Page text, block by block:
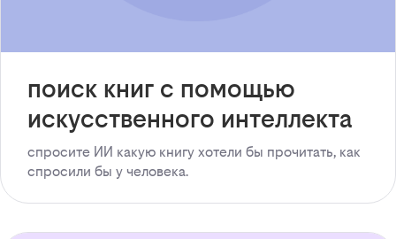
поиск книг с помощью
искусственного интеллекта
спросите ИИ какую книгу хотели бы прочитать, как
спросили бы у человека.